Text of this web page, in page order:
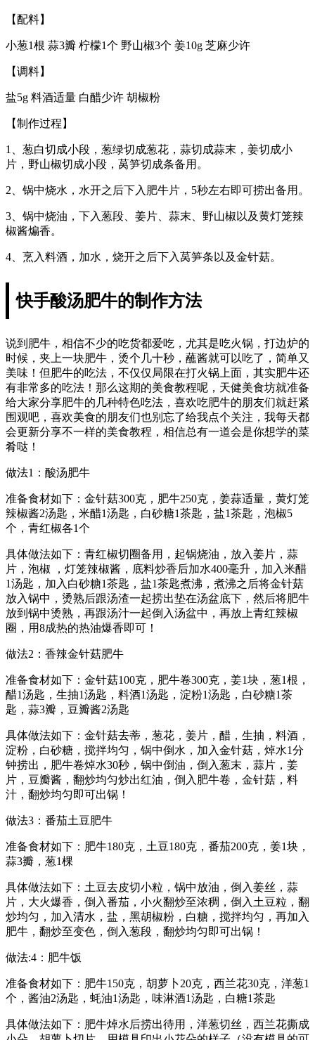
【配料】
小葱1根 蒜3瓣 柠檬1个 野山椒3个 姜10g 芝麻少许
【调料】
盐5g 料酒适量 白醋少许 胡椒粉
【制作过程】
1、葱白切成小段，葱绿切成葱花，蒜切成蒜末，姜切成小
片，野山椒切成小段，莴笋切成条备用。
2、锅中烧水，水开之后下入肥牛片，5秒左右即可捞出备用。
3、锅中烧油，下入葱段、姜片、蒜末、野山椒以及黄灯笼辣
椒酱煸香。
4、烹入料酒，加水，烧开之后下入莴笋条以及金针菇。
快手酸汤肥牛的制作方法
说到肥牛，相信不少的吃货都爱吃，尤其是吃火锅，打边炉的
时候，夹上一块肥牛，烫个几十秒，蘸酱就可以吃了，简单又
美味！但肥牛的吃法，不仅仅局限在打火锅上面，其实肥牛还
有非常多的吃法！那么这期的美食教程呢，天健美食坊就准备
给大家分享肥牛的几种特色吃法，喜欢吃肥牛的朋友们就赶紧
围观吧，喜欢美食的朋友们也别忘了给我点个关注，我每天都
会更新分享不一样的美食教程，相信总有一道会是你想学的菜
肴哒！
做法1：酸汤肥牛
准备食材如下：金针菇300克，肥牛250克，姜蒜适量，黄灯笼
辣椒酱2汤匙，米醋1汤匙，白砂糖1茶匙，盐1茶匙，泡椒5
个，青红椒各1个
具体做法如下：青红椒切圈备用，起锅烧油，放入姜片，蒜
片，泡椒 ，灯笼辣椒酱，底料炒香后加水400毫升，加入米醋
1汤匙，加入白砂糖1茶匙，盐1茶匙煮沸，煮沸之后将金针菇
放入锅中，烫熟后跟汤渣一起捞出垫在汤盆底下，然后将肥牛
放到锅中烫熟，再跟汤汁一起倒入汤盆中，再放上青红辣椒
圈，用8成热的热油爆香即可！
做法2：香辣金针菇肥牛
准备食材如下：金针菇100克，肥牛卷300克，姜1块，葱1根，
醋1汤匙，生抽1汤匙，料酒1汤匙，淀粉1汤匙，白砂糖1茶
匙，蒜3瓣，豆瓣酱2汤匙
具体做法如下：金针菇去蒂，葱花，姜片，醋，生抽，料酒，
淀粉，白砂糖，搅拌均匀，锅中倒水，加入金针菇，焯水1分
钟捞出，肥牛卷焯水30秒，锅中倒油，倒入葱末，蒜片，姜
片，豆瓣酱，翻炒均匀炒出红油，倒入肥牛卷，金针菇，料
汁，翻炒均匀即可出锅！
做法3：番茄土豆肥牛
准备食材如下：肥牛180克，土豆180克，番茄200克，姜1块，
蒜3瓣，葱1棵
具体做法如下：土豆去皮切小粒，锅中放油，倒入姜丝，蒜
片，大火爆香，倒入番茄，小火翻炒至浓稠，倒入土豆粒，翻
炒均匀，加入清水，盐，黑胡椒粉，白糖，搅拌均匀，再加入
肥牛，翻炒至变色，倒入葱段，翻炒均匀即可出锅！
做法:4：肥牛饭
准备食材如下：肥牛150克，胡萝卜20克，西兰花30克，洋葱1
个，酱油2汤匙，蚝油1汤匙，味淋酒1汤匙，白糖1茶匙
具体做法如下：肥牛焯水后捞出待用，洋葱切丝，西兰花撕成